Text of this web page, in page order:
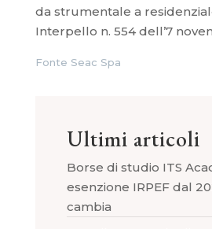
da strumentale a
Interpello n. 554 dell’7
Fonte Seac Spa
Ultimi articoli
Borse di studio ITS
esenzione IRPEF dal
cambia